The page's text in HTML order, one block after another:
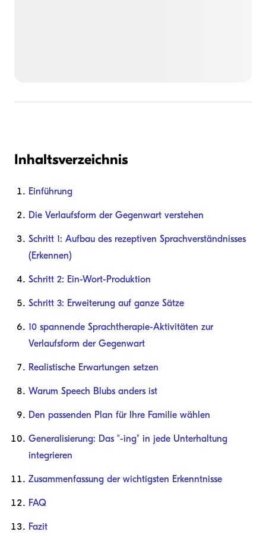
Inhaltsverzeichnis
Einführung
Die Verlaufsform der Gegenwart verstehen
Schritt 1: Aufbau des rezeptiven Sprachverständnisses
(Erkennen)
Schritt 2: Ein-Wort-Produktion
Schritt 3: Erweiterung auf ganze Sätze
10 spannende Sprachtherapie-Aktivitäten zur
Verlaufsform der Gegenwart
Realistische Erwartungen setzen
Warum Speech Blubs anders ist
Den passenden Plan für Ihre Familie wählen
Generalisierung: Das "-ing" in jede Unterhaltung
integrieren
Zusammenfassung der wichtigsten Erkenntnisse
FAQ
Fazit